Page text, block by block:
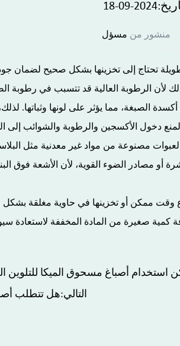
09-18
منشور من مسؤل
لأن الرطوبة العالية قد تتسبب في رطوبة
الأكسجين والرطوبة والشوائب إلى
أو مصادر الضوء القوية، لأن الأشعة فوق
وقت ممكن أو تخزينها في حاوية مغلقة
استخدام أصباغ مسحوق الميكا للتلوين
التالي:هل تتطلب